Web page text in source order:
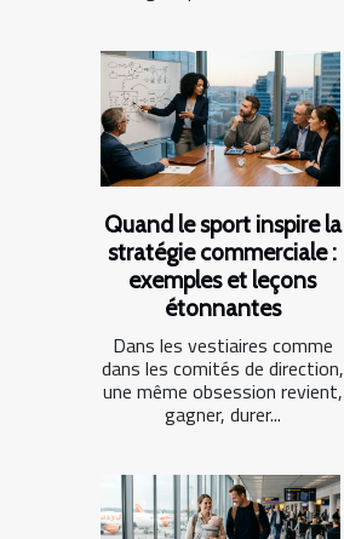
Quand le sport inspire la
stratégie commerciale :
exemples et leçons
étonnantes
Dans les vestiaires comme
dans les comités de direction,
une même obsession revient,
gagner, durer...